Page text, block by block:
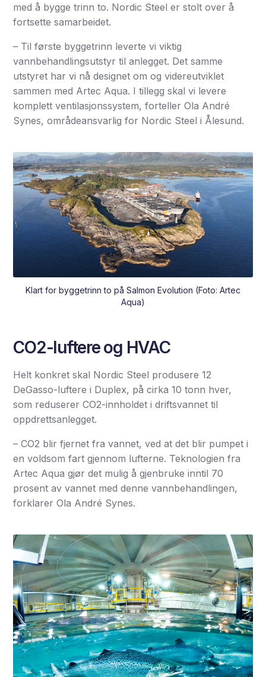
med å bygge trinn to. Nordic Steel er stolt over å
fortsette samarbeidet.
– Til første byggetrinn leverte vi viktig
vannbehandlingsutstyr til anlegget. Det samme
utstyret har vi nå designet om og videreutviklet
sammen med Artec Aqua. I tillegg skal vi levere
komplett ventilasjonssystem, forteller Ola André
Synes, områdeansvarlig for Nordic Steel i Ålesund.
Klart for byggetrinn to på Salmon Evolution (Foto: Artec
Aqua)
CO2-luftere og HVAC
Helt konkret skal Nordic Steel produsere 12
DeGasso-luftere i Duplex, på cirka 10 tonn hver,
som reduserer CO2-innholdet i driftsvannet til
oppdrettsanlegget.
– CO2 blir fjernet fra vannet, ved at det blir pumpet i
en voldsom fart gjennom lufterne. Teknologien fra
Artec Aqua gjør det mulig å gjenbruke inntil 70
prosent av vannet med denne vannbehandlingen,
forklarer Ola André Synes.